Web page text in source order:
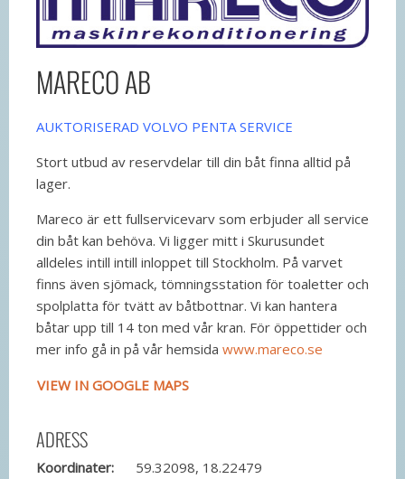
MARECO AB
AUKTORISERAD VOLVO PENTA SERVICE
Stort utbud av reservdelar till din båt finna alltid på
lager.
Mareco är ett fullservicevarv som erbjuder all service
din båt kan behöva. Vi ligger mitt i Skurusundet
alldeles intill intill inloppet till Stockholm. På varvet
finns även sjömack, tömningsstation för toaletter och
spolplatta för tvätt av båtbottnar. Vi kan hantera
båtar upp till 14 ton med vår kran. För öppettider och
mer info gå in på vår hemsida www.mareco.se
VIEW IN GOOGLE MAPS
ADRESS
Koordinater:
59.32098, 18.22479